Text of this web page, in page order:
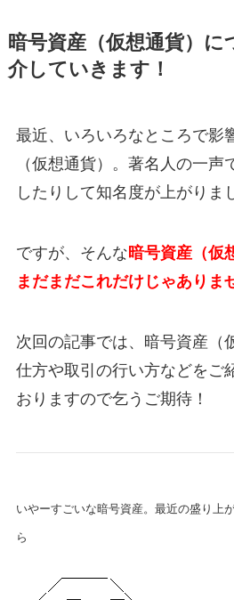
暗号資産（仮想通貨）
介していきます！
最近、いろいろなところで影
（仮想通貨）。著名人の一声
したりして知名度が上がりま
ですが、そんな 暗号資産（仮
まだまだこれだけじゃありま
次回の記事では、暗号資産（
仕方や取引の行い方などをご
おりますので乞うご期待！
いやーすごいな暗号資産。最近の盛り上
ら